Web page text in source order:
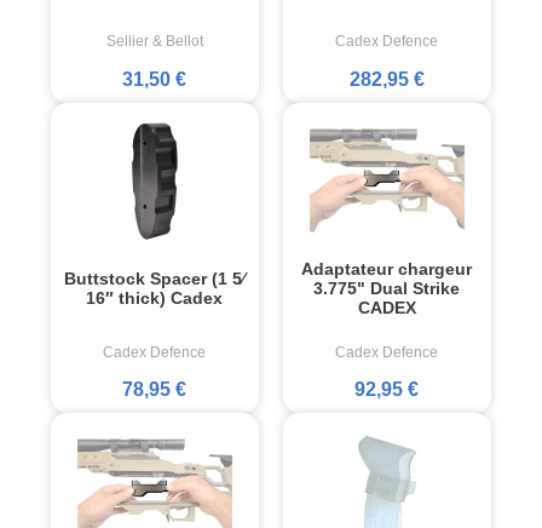
Sellier & Bellot
31,50 €
Cadex Defence
282,95 €
Buttstock Spacer (1 5⁄
16″ thick) Cadex
Cadex Defence
78,95 €
Adaptateur chargeur
3.775" Dual Strike
CADEX
Cadex Defence
92,95 €